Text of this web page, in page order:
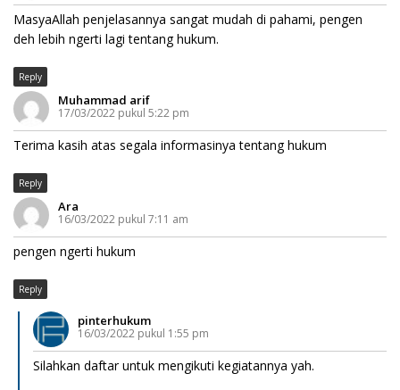
MasyaAllah penjelasannya sangat mudah di pahami, pengen
deh lebih ngerti lagi tentang hukum.
Reply
Muhammad arif
17/03/2022 pukul 5:22 pm
Terima kasih atas segala informasinya tentang hukum
Reply
Ara
16/03/2022 pukul 7:11 am
pengen ngerti hukum
Reply
pinterhukum
16/03/2022 pukul 1:55 pm
Silahkan daftar untuk mengikuti kegiatannya yah.